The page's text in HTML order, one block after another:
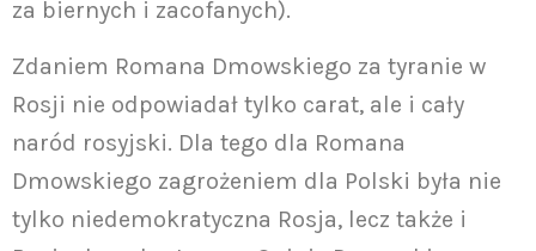
za biernych i zacofanych).
Zdaniem Romana Dmowskiego za tyranie w
Rosji nie odpowiadał tylko carat, ale i cały
naród rosyjski. Dla tego dla Romana
Dmowskiego zagrożeniem dla Polski była nie
tylko niedemokratyczna Rosja, lecz także i